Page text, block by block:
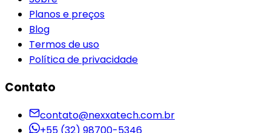
Planos e preços
Blog
Termos de uso
Política de privacidade
Contato
contato@nexxatech.com.br
+55 (32) 98700-5346